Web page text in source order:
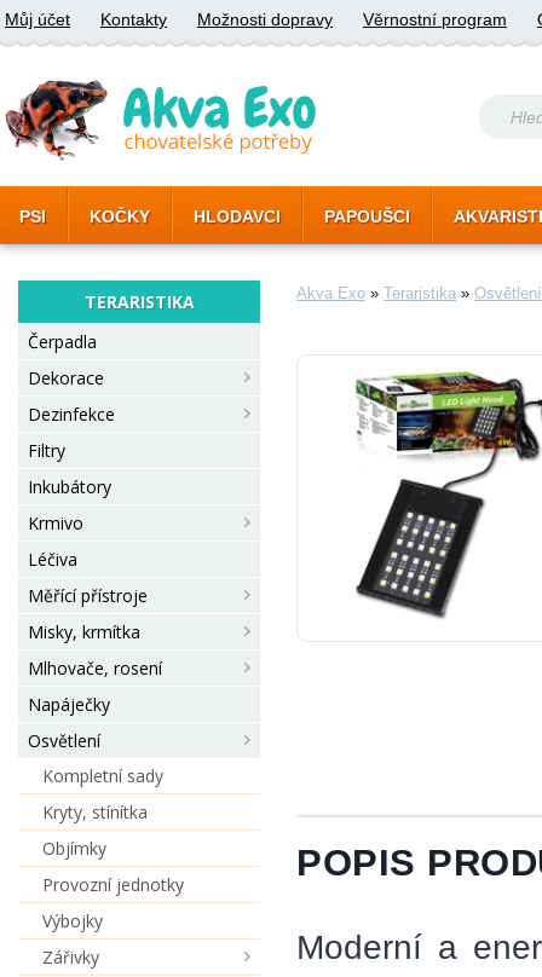
Můj účet Kontakty Možnosti dopravy Věrnostní program
PSI KOČKY HLODAVCI PAPOUŠCI
TERARISTIKA
Čerpadla
Dekorace
Dezinfekce
Filtry
Inkubátory
Krmivo
Léčiva
Měřící přístroje
Misky, krmítka
Mlhovače, rosení
Napáječky
Osvětlení
Kompletní sady
Kryty, stínítka
Objímky
Provozní jednotky
Výbojky
Zářivky
Akva Exo » Teraristika » Osvětlení
POPIS
Moderní a